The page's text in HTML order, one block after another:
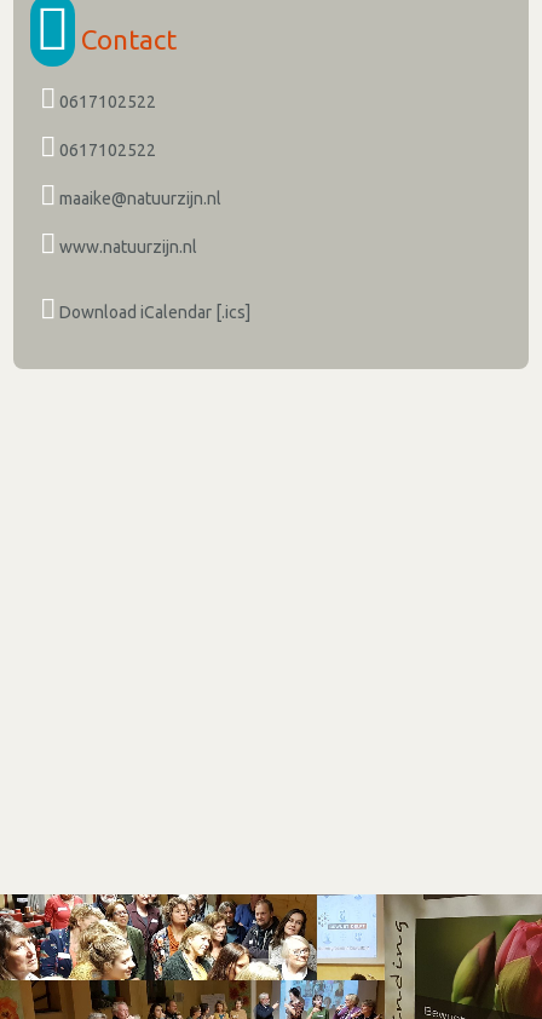
Contact
0617102522
0617102522
maaike@natuurzijn.nl
www.natuurzijn.nl
Download iCalendar [.ics]